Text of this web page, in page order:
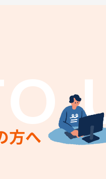
方へ